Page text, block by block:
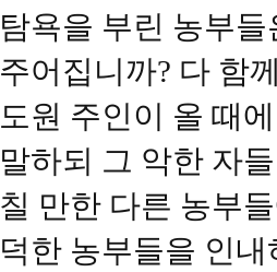
탐욕을 부린 농부
주어집니까? 다 함
도원 주인이 올 때
말하되 그 악한 자
칠 만한 다른 농부
덕한 농부들을 인